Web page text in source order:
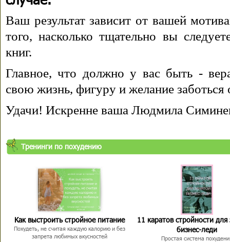
Ваш результат зависит от вашей
того, насколько тщательно вы
книг.
Главное, что должно у вас быть -
свою жизнь, фигуру и желание заботься
Удачи! Искренне ваша Людмила
Тренинги по похудению
Как выстроить стройное питание
Похудеть, не считая каждую калорию и без
запрета любимых вкусностей
11 каратов стройности для
бизнес-леди
Простая система